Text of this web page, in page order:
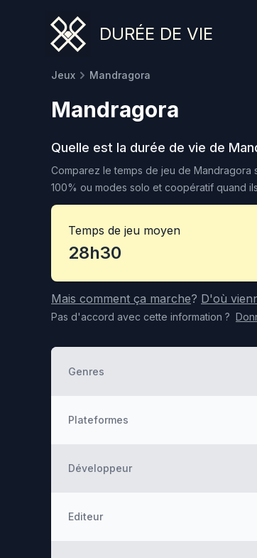
DURÉE DE VIE
Jeux Mandragora
Mandragora
Quelle est la durée de vie de
Comparez le temps de jeu de Mandragora
100% ou modes solo et coopératif quand
Temps de jeu moyen
28h30
Mais comment ça marche? D'où
Pas d'accord avec cette information ?
Genres
Plateformes
Développeur
Editeur